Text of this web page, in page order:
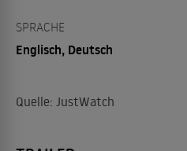
SPRACHE
Englisch, Deutsch
Quelle: JustWatch